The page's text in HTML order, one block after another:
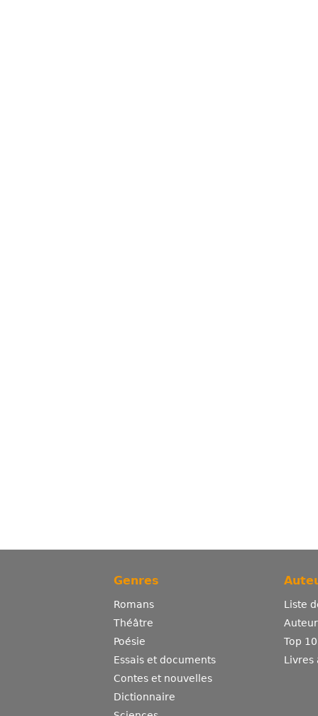
Genres
Romans
Théâtre
Poésie
Essais et documents
Contes et nouvelles
Dictionnaire
Liste
Top
Livres